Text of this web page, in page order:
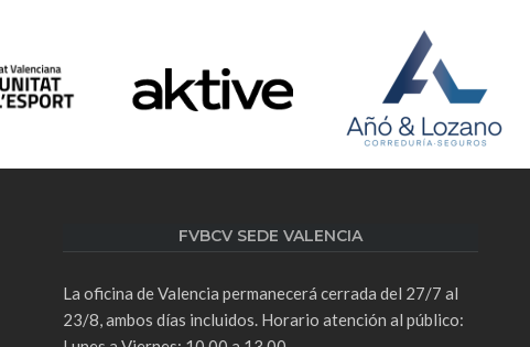
FVBCV SEDE VALENCIA
La oficina de Valencia permanecerá cerrada del 27/7 al
23/8, ambos días incluidos. Horario atención al público: